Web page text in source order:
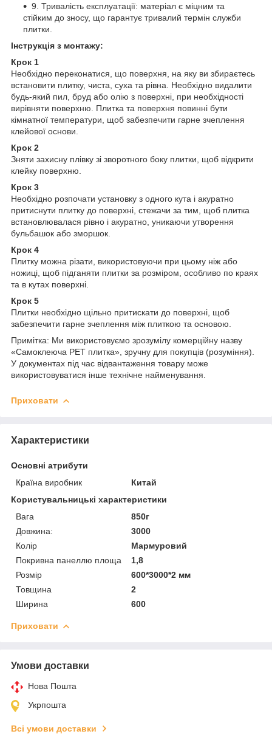
9. Тривалість експлуатації: матеріал є міцним та
стійким до зносу, що гарантує тривалий термін служби
плитки.
Інструкція з монтажу:
Крок 1
Необхідно переконатися, що поверхня, на яку ви збираєтесь
встановити плитку, чиста, суха та рівна. Необхідно видалити
будь-який пил, бруд або олію з поверхні, при необхідності
вирівняти поверхню. Плитка та поверхня повинні бути
кімнатної температури, щоб забезпечити гарне зчеплення
клейової основи.
Крок 2
Зняти захисну плівку зі зворотного боку плитки, щоб відкрити
клейку поверхню.
Крок 3
Необхідно розпочати установку з одного кута і акуратно
притиснути плитку до поверхні, стежачи за тим, щоб плитка
встановлювалася рівно і акуратно, уникаючи утворення
бульбашок або зморшок.
Крок 4
Плитку можна різати, використовуючи при цьому ніж або
ножиці, щоб підганяти плитки за розміром, особливо по краях
та в кутах поверхні.
Крок 5
Плитки необхідно щільно притискати до поверхні, щоб
забезпечити гарне зчеплення між плиткою та основою.
Примітка: Ми використовуємо зрозумілу комерційну назву
«Самоклеюча PET плитка», зручну для покупців (розуміння).
У документах під час відвантаження товару може
використовуватися інше технічне найменування.
Приховати
Характеристики
Основні атрибути
Країна виробник
Китай
Користувальницькі характеристики
Вага
850г
Довжина:
3000
Колір
Мармуровий
Покривна панеллю площа
1,8
Розмір
600*3000*2 мм
Товщина
2
Ширина
600
Приховати
Умови доставки
Нова Пошта
Укрпошта
Всі умови доставки